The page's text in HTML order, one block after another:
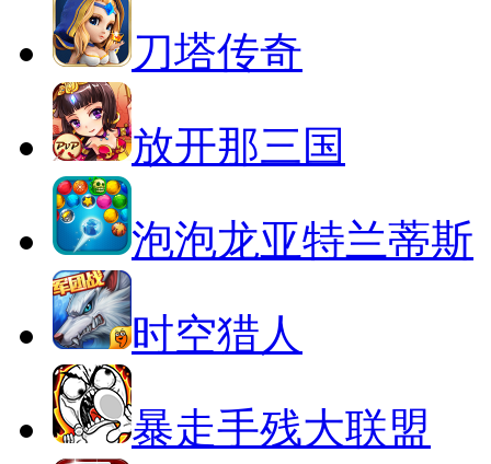
刀塔传奇
放开那三国
泡泡龙亚特兰蒂斯
时空猎人
暴走手残大联盟